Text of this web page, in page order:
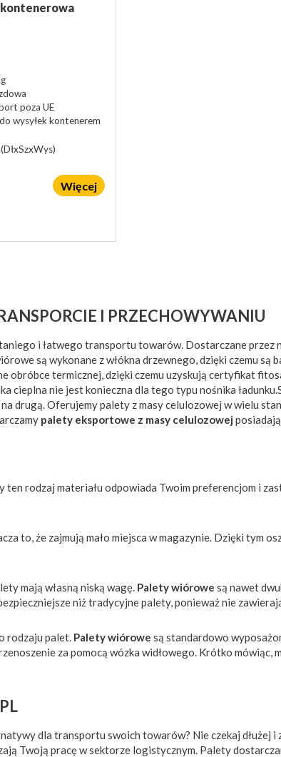
poza UE
wysyłek kontenerem
(DłxSzxWys)
Więcej
I PRZECHOWYWANIU
i łatwego transportu towarów. Dostarczane przez
są wykonane z włókna drzewnego, dzięki czemu są
obróbce termicznej, dzięki czemu uzyskują certyfikat
nie jest konieczna dla tego typu nośnika
na drugą. Oferujemy palety z masy celulozowej w wielu
palety eksportowe z masy celulozowej
ten rodzaj materiału odpowiada Twoim preferencjom i
to, że zajmują mało miejsca w magazynie. Dzięki tym
mają własną niską wagę. Palety wiórowe są nawet
niż tradycyjne palety, ponieważ nie
rodzaju palet. Palety wiórowe są standardowo
za pomocą wózka widłowego. Krótko mówiąc,
dla transportu swoich towarów? Nie czekaj dłużej i
Twoją pracę w sektorze logistycznym. Palety